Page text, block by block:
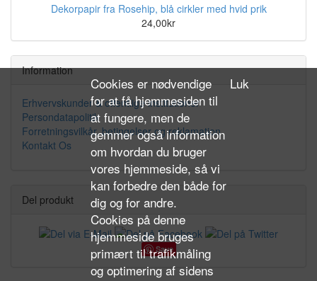
Dekorpapir fra Rosehip, blå cirkler med hvid prik
24,00kr
Information
Erhvervskunder & offentlige institutioner
Persondatapolitik
Forretningsvilkår, betingelser og reklamation
Kontakt Os
Del produkt
Save
Cookies er nødvendige
for at få hjemmesiden til
at fungere, men de
gemmer også information
om hvordan du bruger
vores hjemmeside, så vi
kan forbedre den både for
dig og for andre.
Cookies på denne
hjemmeside bruges
primært til trafikmåling
og optimering af sidens
Luk